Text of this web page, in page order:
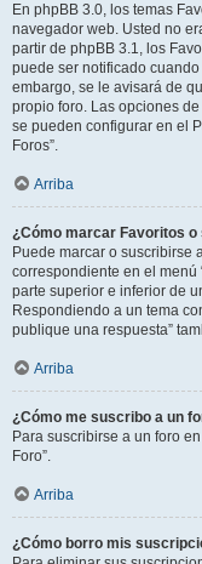
En phpBB 3.0, los temas
navegador web. Usted no
partir de phpBB 3.1, los
puede ser notificado
embargo, se le avisará de
propio foro. Las opciones
se pueden configurar en el
Foros”.
Arriba
¿Cómo marcar Favoritos
Puede marcar o suscribirse
correspondiente en el menú
parte superior e inferior de
Respondiendo a un tema
publique una respuesta”
Arriba
¿Cómo me suscribo a un
Para suscribirse a un foro
Foro”.
Arriba
¿Cómo borro mis